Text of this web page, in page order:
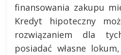
finansowania zakupu
Kredyt hipoteczny
rozwiązaniem dla
posiadać własne